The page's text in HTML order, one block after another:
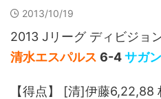
2013/10/19
2013 Jリーグ ディビジョ
清水エスパルス 6-4サガ
【得点】 [清]伊藤